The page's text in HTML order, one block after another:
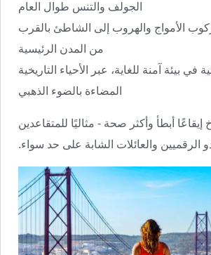
الجولف والتنس طوال العام
الأمواج والهروب إلى الشاطئ بالقرب
من المدن الرئيسية
في بيئة آمنة للغاية، عبر الأحياء التاريخية
المضاءة بالضوء الذهبي
إيقاعًا أبطأ وأكثر صحة - مثاليًا للمتقاعدين
الرقميين والعائلات الشابة على حد سواء.